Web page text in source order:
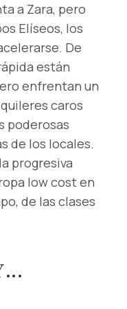
a Zara, pero
Elíseos, los
De
están
enfrentan un
caros
poderosas
de los locales.
progresiva
low cost en
de las clases